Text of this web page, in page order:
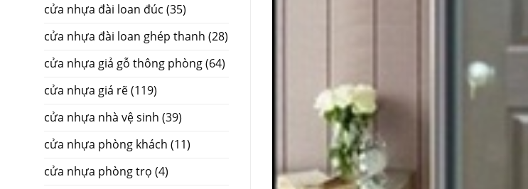
cửa nhựa đài loan đúc (35)
cửa nhựa đài loan ghép thanh (28)
cửa nhựa giả gỗ thông phòng(64)
cửa nhựa giá rẽ(119)
cửa nhựa nhà vệ sinh (39)
cửa nhựa phòng khách (11)
cửa nhựa phòng trọ (4)